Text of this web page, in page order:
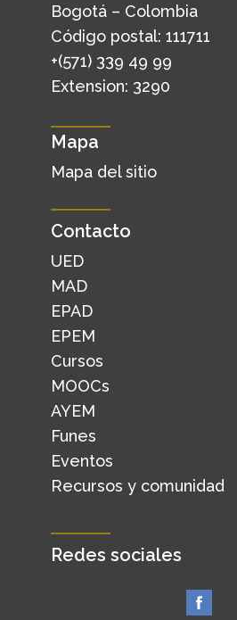
Bogotá – Colombia
Código postal: 111711
+(571) 339 49 99
Extension: 3290
Mapa
Mapa del sitio
Contacto
UED
MAD
EPAD
EPEM
Cursos
MOOCs
AYEM
Funes
Eventos
Recursos y comunidad
Redes sociales